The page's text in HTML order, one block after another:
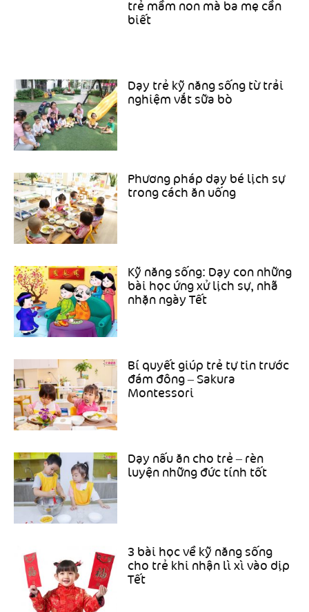
trẻ mầm non mà ba mẹ cần
biết
Dạy trẻ kỹ năng sống từ trải
nghiệm vắt sữa bò
Phương pháp dạy bé lịch sự
trong cách ăn uống
Kỹ năng sống: Dạy con những
bài học ứng xử lịch sự, nhã
nhặn ngày Tết
Bí quyết giúp trẻ tự tin trước
đám đông – Sakura
Montessori
Dạy nấu ăn cho trẻ – rèn
luyện những đức tính tốt
3 bài học về kỹ năng sống
cho trẻ khi nhận lì xì vào dịp
Tết